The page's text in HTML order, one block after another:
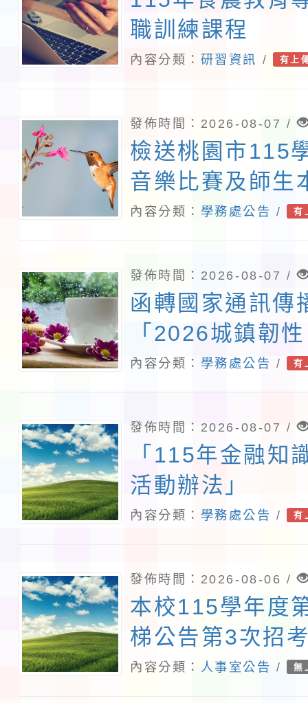
職訓練課程
內容分類： 研習資訊 / 有上
發佈時間：2026-08-07 /
檢送桃園市115
音樂比賽及師生
住民語歌謠比賽
內容分類： 學務處公告 / 有
發佈時間：2026-08-07 /
函轉國家通訊傳
「2026城鎮韌
演習－行動網路
內容分類： 學務處公告 / 有
發佈時間：2026-08-07 /
「115年金融知
活動辦法」
內容分類： 學務處公告 / 有
發佈時間：2026-08-06 /
本校115學年度
梯公告第3次招
教師甄選錄取公
內容分類： 人事室公告 / 無